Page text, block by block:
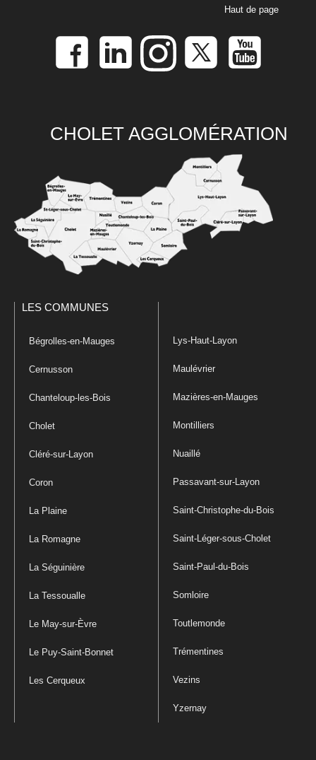
Haut de page
CHOLET AGGLOMÉRATION
LES COMMUNES
Bégrolles-en-Mauges
Cernusson
Chanteloup-les-Bois
Cholet
Cléré-sur-Layon
Coron
La Plaine
La Romagne
La Séguinière
La Tessoualle
Le May-sur-Èvre
Le Puy-Saint-Bonnet
Les Cerqueux
Lys-Haut-Layon
Maulévrier
Mazières-en-Mauges
Montilliers
Nuaillé
Passavant-sur-Layon
Saint-Christophe-du-Bois
Saint-Léger-sous-Cholet
Saint-Paul-du-Bois
Somloire
Toutlemonde
Trémentines
Vezins
Yzernay